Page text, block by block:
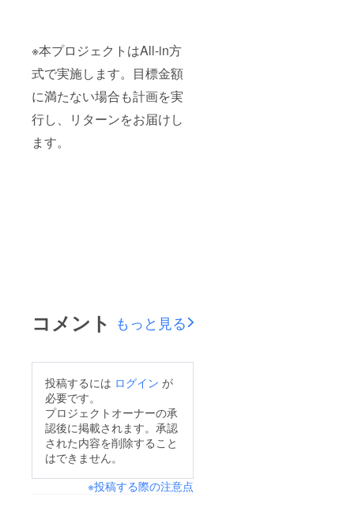
※本プロジェクトはAll-in方
式で実施します。目標金額
に満たない場合も計画を実
行し、リターンをお届けし
ます。
コメント もっと見る
投稿するには ログイン が
必要です。
プロジェクトオーナーの承
認後に掲載されます。承認
された内容を削除すること
はできません。
※投稿する際の注意点